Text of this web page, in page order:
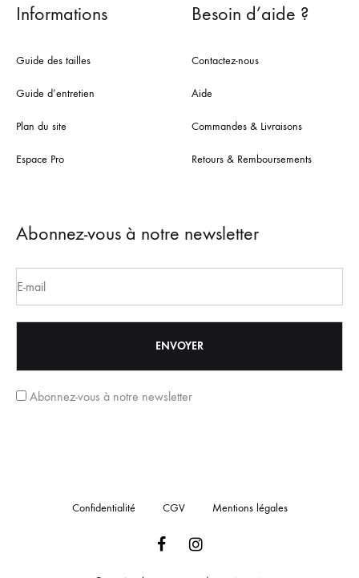
Informations
Guide des tailles
Guide d’entretien
Plan du site
Espace Pro
Besoin d’aide ?
Contactez-nous
Aide
Commandes & Livraisons
Retours & Remboursements
Abonnez-vous à notre newsletter
Abonnez-vous à notre newsletter
Confidentialité CGV Mentions légales
FacebookInstagram